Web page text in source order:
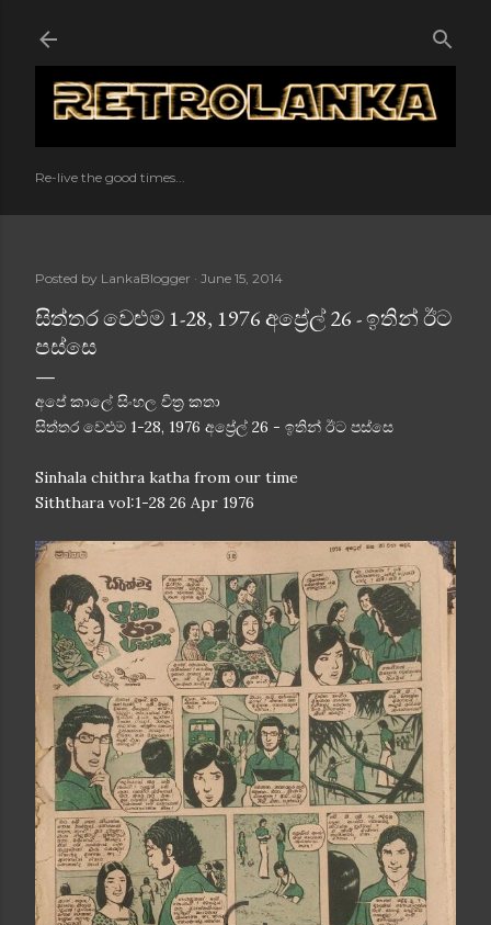
Re-live the good times...
Posted by LankaBlogger June 15, 2014
සිත්තර වෙළුම 1-28, 1976 අප්‍රේල් 26 - ඉතින් ඊට
පස්සෙ
අපේ කාලේ සිංහල චිත්‍ර කතා
සිත්තර වෙළුම 1-28, 1976 අප්‍රේල් 26 - ඉතින් ඊට පස්සෙ
Sinhala chithra katha from our time
Siththara vol:1-28 26 Apr 1976